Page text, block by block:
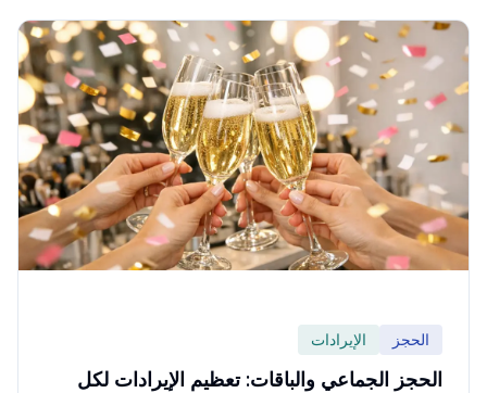
الحجز الإيرادات
الحجز الجماعي والباقات: تعظيم الإيرادات لكل